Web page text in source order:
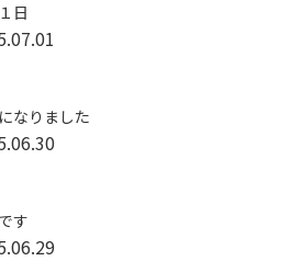
日
なりました
す